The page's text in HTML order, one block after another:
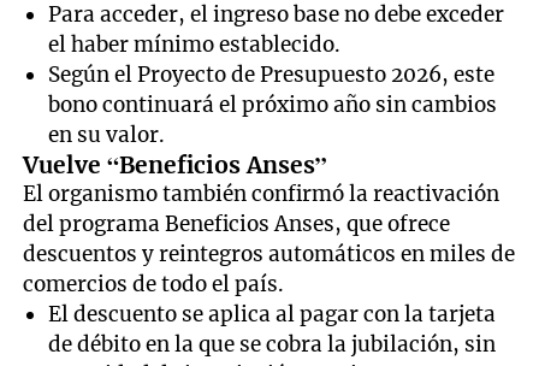
Para acceder, el ingreso base no debe exceder
el haber mínimo establecido.
Según el Proyecto de Presupuesto 2026, este
bono continuará el próximo año sin cambios
en su valor.
Vuelve “Beneficios Anses”
El organismo también confirmó la reactivación
del programa Beneficios Anses, que ofrece
descuentos y reintegros automáticos en miles de
comercios de todo el país.
El descuento se aplica al pagar con la tarjeta
de débito en la que se cobra la jubilación, sin